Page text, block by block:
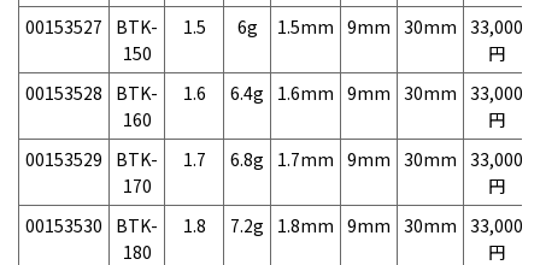
00153527
BTK-
150
1.5 6g 1.5mm 9mm 30mm 33,000
円
00153528
BTK-
160
1.6 6.4g 1.6mm 9mm 30mm 33,000
円
00153529
BTK-
170
1.7 6.8g 1.7mm 9mm 30mm 33,000
円
00153530
BTK-
180
1.8 7.2g 1.8mm 9mm 30mm 33,000
円